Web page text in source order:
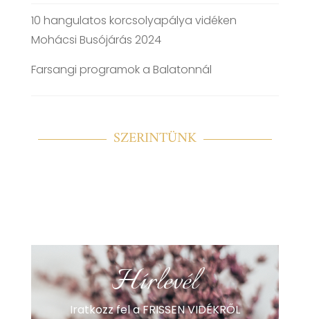
10 hangulatos korcsolyapálya vidéken
Mohácsi Busójárás 2024
Farsangi programok a Balatonnál
SZERINTÜNK
Hírlevél
Iratkozz fel a FRISSEN VIDÉKRŐL